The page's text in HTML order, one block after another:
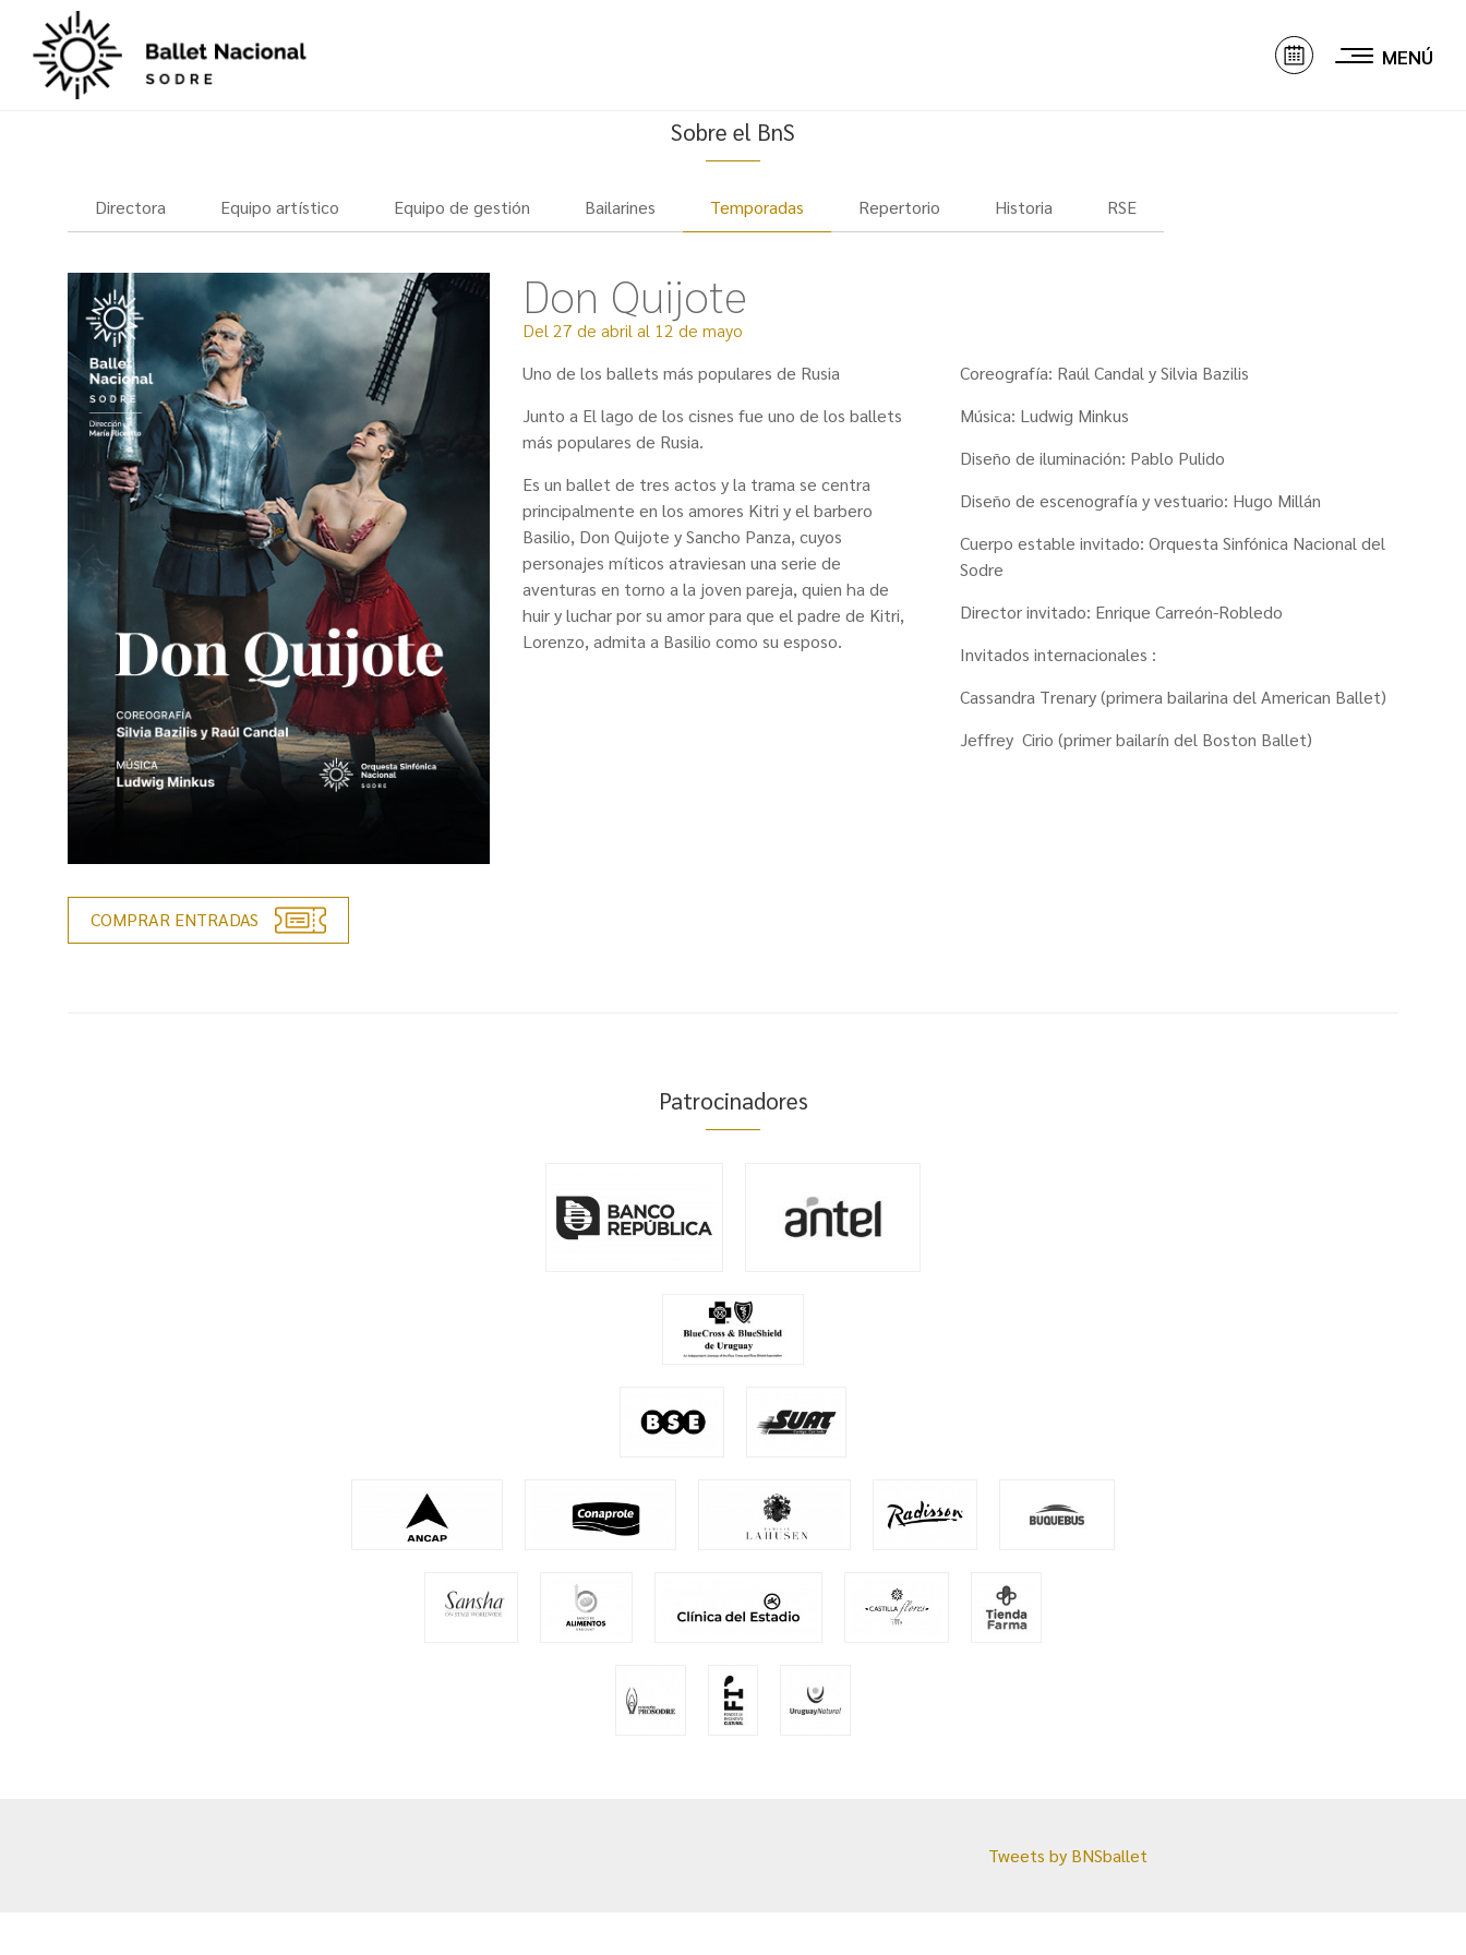
MENÚ
Sobre el BnS
Directora Equipo artístico Equipo de gestión Bailarines Temporadas Repertorio Historia RSE
COMPRAR ENTRADAS
Don Quijote
Del 27 de abril al 12 de mayo
Uno de los ballets más populares de Rusia
Junto a El lago de los cisnes fue uno de los ballets
más populares de Rusia.
Es un ballet de tres actos y la trama se centra
principalmente en los amores Kitri y el barbero
Basilio, Don Quijote y Sancho Panza, cuyos
personajes míticos atraviesan una serie de
aventuras en torno a la joven pareja, quien ha de
huir y luchar por su amor para que el padre de Kitri,
Lorenzo, admita a Basilio como su esposo.
Coreografía: Raúl Candal y Silvia Bazilis
Música: Ludwig Minkus
Diseño de iluminación: Pablo Pulido
Diseño de escenografía y vestuario: Hugo Millán
Cuerpo estable invitado: Orquesta Sinfónica Nacional del
Sodre
Director invitado: Enrique Carreón-Robledo
Invitados internacionales :
Cassandra Trenary (primera bailarina del American Ballet)
Jeffrey Cirio (primer bailarín del Boston Ballet)
Patrocinadores
Tweets by BNSballet